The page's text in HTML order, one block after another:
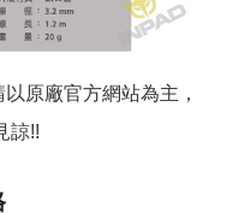
原廠官方網站為主，
諒!!